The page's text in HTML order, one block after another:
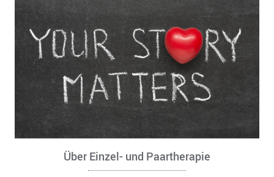
Über Einzel- und Paartherapie